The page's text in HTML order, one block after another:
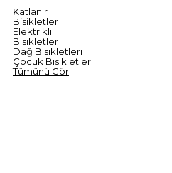
Katlanır
Bisikletler
Elektrikli
Bisikletler
Dağ Bisikletleri
Çocuk Bisikletleri
Tümünü Gör